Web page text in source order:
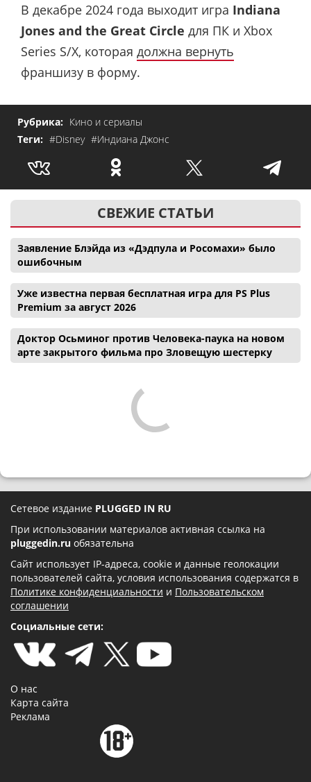
В декабре 2024 года выходит игра Indiana
Jones and the Great Circle для ПК и Xbox
Series S/X, которая должна вернуть
франшизу в форму.
Рубрика: Кино и сериалы
Теги: #Disney #Индиана Джонс
СВЕЖИЕ СТАТЬИ
Заявление Блэйда из «Дэдпула и Росомахи» было
ошибочным
Уже известна первая бесплатная игра для PS Plus
Premium за август 2026
Доктор Осьминог против Человека-паука на новом
арте закрытого фильма про Зловещую шестерку
Сетевое издание PLUGGED IN RU
При использовании материалов активная ссылка на
pluggedin.ru обязательна
Сайт использует IP-адреса, cookie и данные геолокации
пользователей сайта, условия использования содержатся в
Политике конфиденциальности и Пользовательском
соглашении
Социальные сети:
О нас
Карта сайта
Реклама